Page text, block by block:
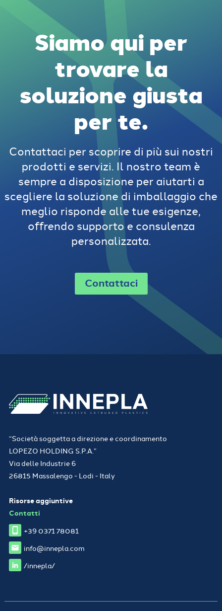
Siamo qui per
trovare la
soluzione giusta
per te.
Contattaci per scoprire di più sui nostri
prodotti e servizi. Il nostro team è
sempre a disposizione per aiutarti a
scegliere la soluzione di imballaggio che
meglio risponde alle tue esigenze,
offrendo supporto e consulenza
personalizzata.
Contattaci
“Società soggetta a direzione e coordinamento
LOPEZO HOLDING S.P.A.”
Via delle Industrie 6
26815 Massalengo - Lodi - Italy
Risorse aggiuntive
Contatti
+39 0371 78081
info@innepla.com
/innepla/